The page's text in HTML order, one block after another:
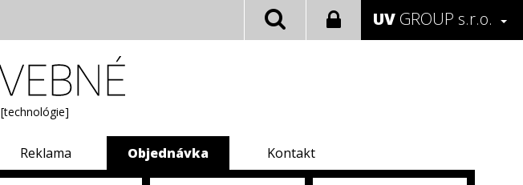
UV GROUP s.r.o.
[technológie]
Reklama Objednávka Kontakt